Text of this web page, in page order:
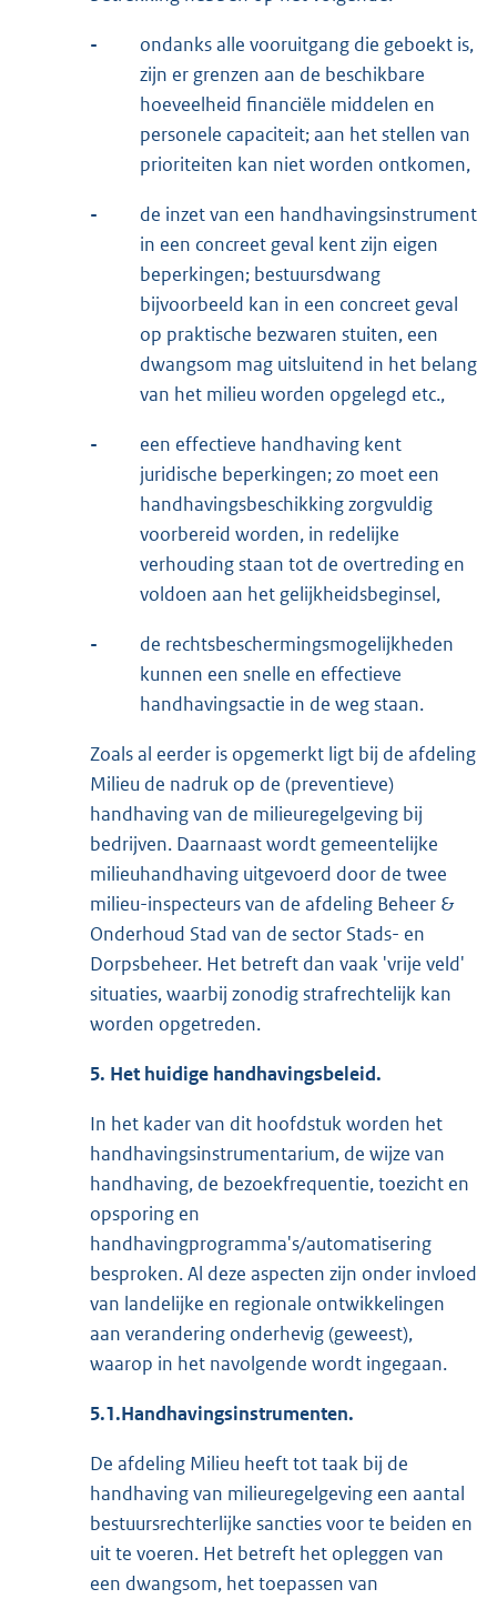
-
ondanks alle vooruitgang die geboekt is,
zijn er grenzen aan de beschikbare
hoeveelheid financiële middelen en
personele capaciteit; aan het stellen van
prioriteiten kan niet worden ontkomen,
-
de inzet van een handhavingsinstrument
in een concreet geval kent zijn eigen
beperkingen; bestuursdwang
bijvoorbeeld kan in een concreet geval
op praktische bezwaren stuiten, een
dwangsom mag uitsluitend in het belang
van het milieu worden opgelegd etc.,
-
een effectieve handhaving kent
juridische beperkingen; zo moet een
handhavingsbeschikking zorgvuldig
voorbereid worden, in redelijke
verhouding staan tot de overtreding en
voldoen aan het gelijkheidsbeginsel,
-
de rechtsbeschermingsmogelijkheden
kunnen een snelle en effectieve
handhavingsactie in de weg staan.
Zoals al eerder is opgemerkt ligt bij de afdeling
Milieu de nadruk op de (preventieve)
handhaving van de milieuregelgeving bij
bedrijven. Daarnaast wordt gemeentelijke
milieuhandhaving uitgevoerd door de twee
milieu-inspecteurs van de afdeling Beheer &
Onderhoud Stad van de sector Stads- en
Dorpsbeheer. Het betreft dan vaak 'vrije veld'
situaties, waarbij zonodig strafrechtelijk kan
worden opgetreden.
5. Het huidige handhavingsbeleid.
In het kader van dit hoofdstuk worden het
handhavingsinstrumentarium, de wijze van
handhaving, de bezoekfrequentie, toezicht en
opsporing en
handhavingprogramma's/automatisering
besproken. Al deze aspecten zijn onder invloed
van landelijke en regionale ontwikkelingen
aan verandering onderhevig (geweest),
waarop in het navolgende wordt ingegaan.
5.1.Handhavingsinstrumenten.
De afdeling Milieu heeft tot taak bij de
handhaving van milieuregelgeving een aantal
bestuursrechterlijke sancties voor te beiden en
uit te voeren. Het betreft het opleggen van
een dwangsom, het toepassen van